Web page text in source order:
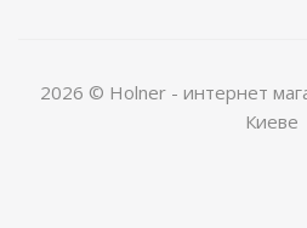
2026 © Holner - интернет
Киеве